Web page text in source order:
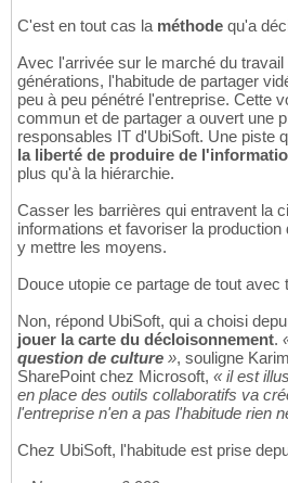
C'est en tout cas la méthode qu'a
Avec l'arrivée sur le marché du travail
générations, l'habitude de partager
peu à peu pénétré l'entreprise. Cette
commun et de partager a ouvert une
responsables IT d'UbiSoft. Une piste
la liberté de produire de
plus qu'à la hiérarchie.
Casser les barrières qui entravent la
informations et favoriser la
y mettre les moyens.
Douce utopie ce partage de tout avec
Non, répond UbiSoft, qui a choisi
jouer la carte du décloisonnement.
question de culture », souligne
SharePoint chez Microsoft, « il est
en place des outils collaboratifs va
l'entreprise n'en a pas l'habitude rien
Chez UbiSoft, l'habitude est prise